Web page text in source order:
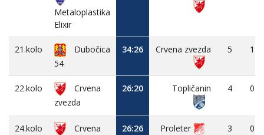
Metaloplastika
Elixir
21.kolo
Dubočica
54
34:26 Crvena zvezda 5 1
22.kolo
Crvena
zvezda
26:20 Topličanin 4 0
24.kolo
Crvena
26:26 Proleter 3 0